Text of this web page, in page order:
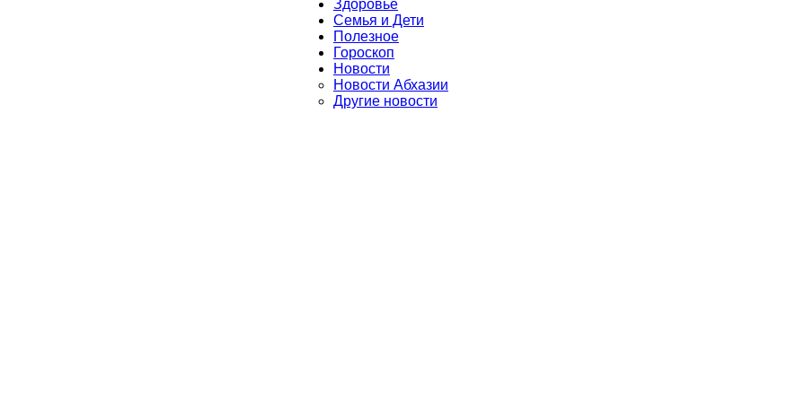
Здоровье
Семья и Дети
Полезное
Гороскоп
Новости
Новости Абхазии
Другие новости